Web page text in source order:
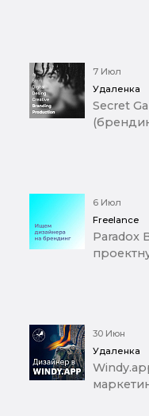
7 Июл
Удаленка
Secret
6 Июл
Freelance
Paradox
30 Июн
Удаленка